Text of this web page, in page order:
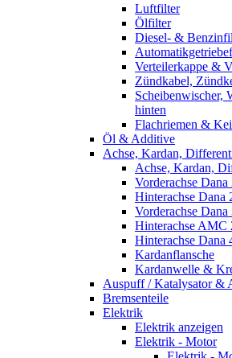
Luftfilter
Ölfilter
Diesel- &
Verteilerkappe &
Zündkabel,
Scheibenwischer,
hinten
Flachriemen &
Öl & Additive
Achse, Kardan,
Achse, Kardan,
Vorderachse Dana
Hinterachse Dana
Vorderachse Dana
Hinterachse AMC
Hinterachse Dana
Kardanflansche
Kardanwelle &
Auspuff / Katalysator &
Bremsenteile
Elektrik
Elektrik anzeigen
Elektrik - Motor